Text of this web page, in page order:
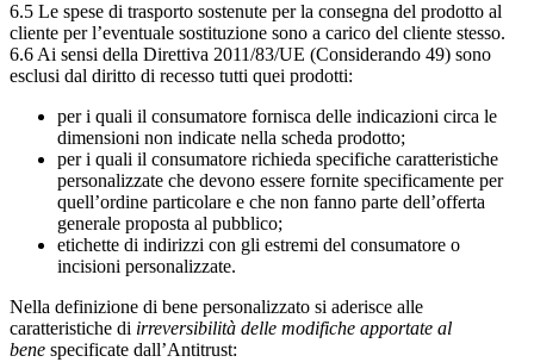
6.5 Le spese di trasporto sostenute per la consegna del prodotto al
cliente per l’eventuale sostituzione sono a carico del cliente stesso.
6.6 Ai sensi della Direttiva 2011/83/UE (Considerando 49) sono
esclusi dal diritto di recesso tutti quei prodotti:
per i quali il consumatore fornisca delle indicazioni circa le
dimensioni non indicate nella scheda prodotto;
per i quali il consumatore richieda specifiche caratteristiche
personalizzate che devono essere fornite specificamente per
quell’ordine particolare e che non fanno parte dell’offerta
generale proposta al pubblico;
etichette di indirizzi con gli estremi del consumatore o
incisioni personalizzate.
Nella definizione di bene personalizzato si aderisce alle
caratteristiche di irreversibilità delle modifiche apportate al
bene specificate dall’Antitrust: